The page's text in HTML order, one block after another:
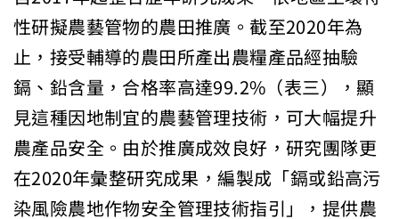
性研擬農藝管物的農田推廣。截至2020年為
止，接受輔導的農田所產出農糧產品經抽驗
鎘、鉛含量，合格率高達99.2%（表三），顯
見這種因地制宜的農藝管理技術，可大幅提升
農產品安全。由於推廣成效良好，研究團隊更
在2020年彙整研究成果，編製成「鎘或鉛高污
染風險農地作物安全管理技術指引」，提供農